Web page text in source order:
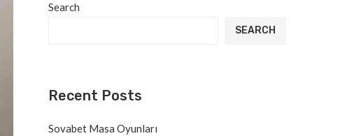
Search
SEARCH
Recent Posts
Sovabet Masa Oyunları